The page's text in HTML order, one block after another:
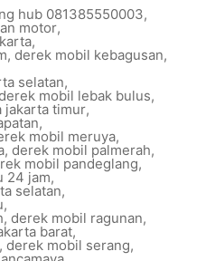
hub 081385550003,
motor,
,
, derek mobil kebagusan,
selatan,
mobil lebak bulus,
jakarta timur,
,
mobil meruya,
, derek mobil palmerah,
mobil pandeglang,
24 jam,
selatan,
,
, derek mobil ragunan,
barat,
, derek mobil serang,